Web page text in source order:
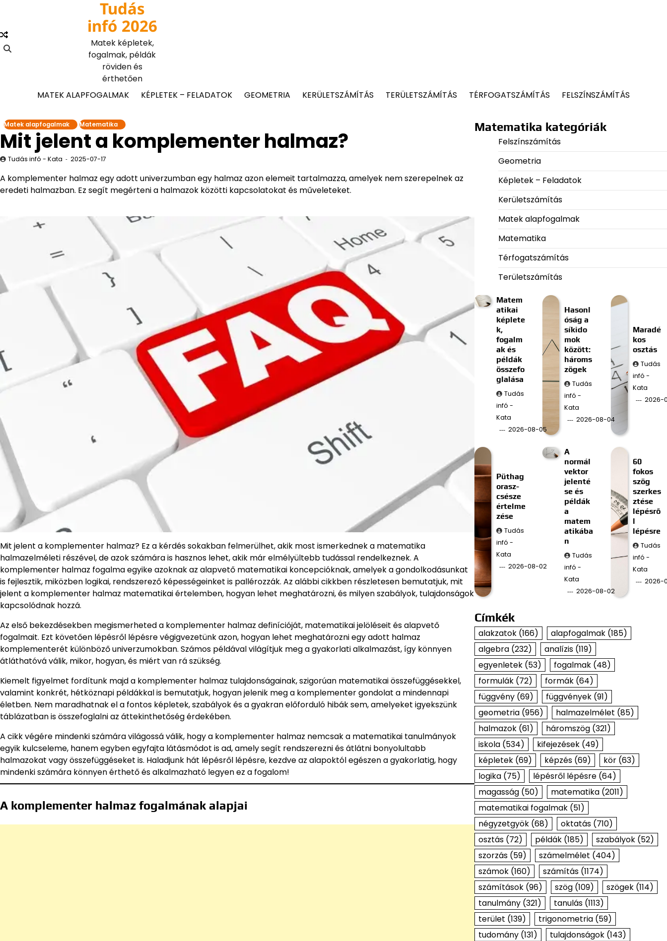
content
Tudás
infó 2026
Matek képletek,
fogalmak, példák
röviden és
érthetően
MATEK ALAPFOGALMAK
KÉPLETEK – FELADATOK GEOMETRIA KERÜLETSZÁMÍTÁS TERÜLETSZÁMÍTÁS TÉRFOGATSZÁMÍTÁS FELSZÍNSZÁMÍTÁS
Matek alapfogalmak Matematika
Mit jelent a komplementer halmaz?
Tudás infó - Kata 2025-07-17
A komplementer halmaz egy adott univerzumban egy halmaz azon elemeit tartalmazza, amelyek nem szerepelnek az
eredeti halmazban. Ez segít megérteni a halmazok közötti kapcsolatokat és műveleteket.
Mit jelent a komplementer halmaz? Ez a kérdés sokakban felmerülhet, akik most ismerkednek a matematika
halmazelméleti részével, de azok számára is hasznos lehet, akik már elmélyültebb tudással rendelkeznek. A
komplementer halmaz fogalma egyike azoknak az alapvető matematikai koncepcióknak, amelyek a gondolkodásunkat
is fejlesztik, miközben logikai, rendszerező képességeinket is pallérozzák. Az alábbi cikkben részletesen bemutatjuk, mit
jelent a komplementer halmaz matematikai értelemben, hogyan lehet meghatározni, és milyen szabályok, tulajdonságok
kapcsolódnak hozzá.
Az első bekezdésekben megismerheted a komplementer halmaz definícióját, matematikai jelöléseit és alapvető
fogalmait. Ezt követően lépésről lépésre végigvezetünk azon, hogyan lehet meghatározni egy adott halmaz
komplementerét különböző univerzumokban. Számos példával világítjuk meg a gyakorlati alkalmazást, így könnyen
átláthatóvá válik, mikor, hogyan, és miért van rá szükség.
Kiemelt figyelmet fordítunk majd a komplementer halmaz tulajdonságainak, szigorúan matematikai összefüggésekkel,
valamint konkrét, hétköznapi példákkal is bemutatjuk, hogyan jelenik meg a komplementer gondolat a mindennapi
életben. Nem maradhatnak el a fontos képletek, szabályok és a gyakran előforduló hibák sem, amelyeket igyekszünk
táblázatban is összefoglalni az áttekinthetőség érdekében.
A cikk végére mindenki számára világossá válik, hogy a komplementer halmaz nemcsak a matematikai tanulmányok
egyik kulcseleme, hanem egyben egyfajta látásmódot is ad, amely segít rendszerezni és átlátni bonyolultabb
halmazokat vagy összefüggéseket is. Haladjunk hát lépésről lépésre, kezdve az alapoktól egészen a gyakorlatig, hogy
mindenki számára könnyen érthető és alkalmazható legyen ez a fogalom!
A komplementer halmaz fogalmának alapjai
Matematika kategóriák
Felszínszámítás
Geometria
Képletek – Feladatok
Kerületszámítás
Matek alapfogalmak
Matematika
Térfogatszámítás
Területszámítás
Matem
atikai
képlete
k,
fogalm
ak és
példák
összefo
glalása
Tudás
infó -
Kata
2026-08-05
Hasonl
óság a
síkido
mok
között:
hároms
zögek
Tudás
infó -
Kata
2026-08-04
Maradé
kos
osztás
Tudás
infó -
Kata
2026-
Püthag
orasz-
csésze
értelme
zése
Tudás
infó -
Kata
2026-08-02
A
normál
vektor
jelenté
se és
példák
a
matem
atikába
n
Tudás
infó -
Kata
2026-08-02
60
fokos
szög
szerkes
ztése
lépésrő
l
lépésre
Tudás
infó -
Kata
2026-
Címkék
alakzatok(166) alapfogalmak(185)
algebra(232) analízis(119)
egyenletek(53) fogalmak(48)
formulák(72) formák(64)
függvény(69) függvények(91)
geometria(956) halmazelmélet (85)
halmazok(61) háromszög(321)
iskola(534) kifejezések(49)
képletek(69) képzés(69) kör(63)
logika(75) lépésről lépésre(64)
magasság(50) matematika(2011)
matematikai fogalmak(51)
négyzetgyök(68) oktatás(710)
osztás(72) példák(185) szabályok(52)
szorzás(59) számelmélet (404)
számok(160) számítás(1174)
számítások(96) szög(109) szögek(114)
tanulmány(321) tanulás(1113)
terület (139) trigonometria(59)
tudomány(131) tulajdonságok(143)